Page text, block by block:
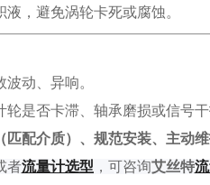
，避免涡轮卡死或腐蚀。
动、异响。
是否卡滞、轴承磨损或信号干
匹配介质）、规范安装、主动
者流量计选型 ，可咨询艾丝特